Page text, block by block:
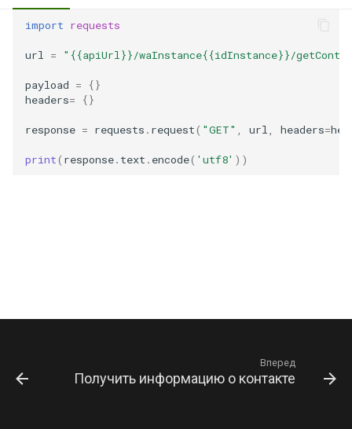
import requests
url = "{{apiUrl}}/waInstance{{idInstance}}/
payload =
{}
headers= {}
response = requests . request( "GET" url headers=
print( response. text . encode( 'utf8' ))
Вперед
Получить информацию о контакте